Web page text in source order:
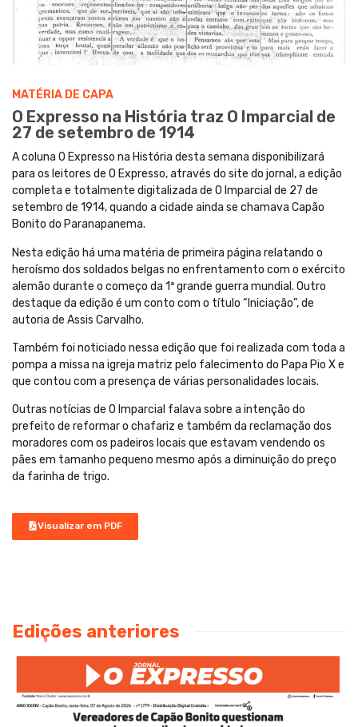
MATÉRIA DE CAPA
O Expresso na História traz O Imparcial de
27 de setembro de 1914
A coluna O Expresso na História desta semana disponibilizará
para os leitores de O Expresso, através do site do jornal, a edição
completa e totalmente digitalizada de O Imparcial de 27 de
setembro de 1914, quando a cidade ainda se chamava Capão
Bonito do Paranapanema.
Nesta edição há uma matéria de primeira página relatando o
heroísmo dos soldados belgas no enfrentamento com o exército
alemão durante o começo da 1ª grande guerra mundial. Outro
destaque da edição é um conto com o título “Iniciação”, de
autoria de Assis Carvalho.
Também foi noticiado nessa edição que foi realizada com toda a
pompa a missa na igreja matriz pelo falecimento do Papa Pio X e
que contou com a presença de várias personalidades locais.
Outras notícias de O Imparcial falava sobre a intenção do
prefeito de reformar o chafariz e também da reclamação dos
moradores com os padeiros locais que estavam vendendo os
pães em tamanho pequeno mesmo após a diminuição do preço
da farinha de trigo.
Visualizar em PDF
Edições anteriores